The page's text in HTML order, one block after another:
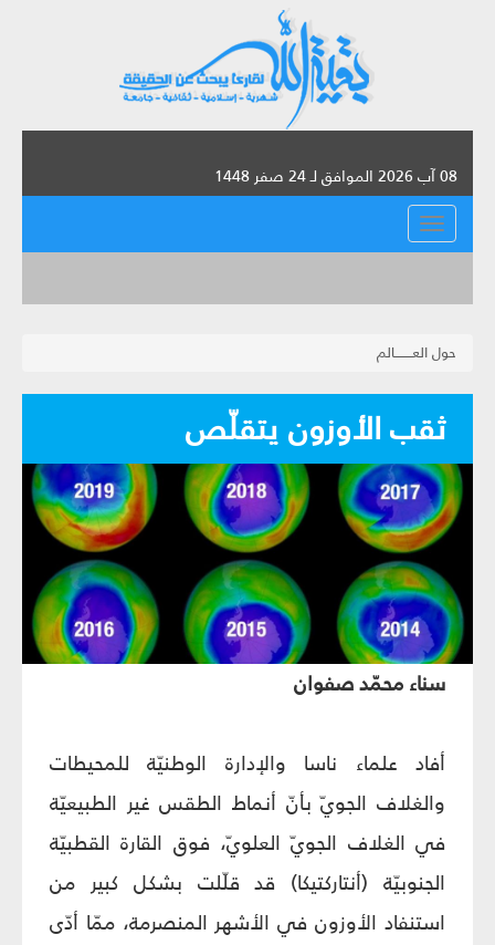
08 آب 2026 الموافق لـ 24 صفر 1448
القائمة
حول العــــــــالم
ثقب الأوزون يتقلّص
سناء محمّد صفوان
أفاد علماء ناسا والإدارة الوطنيّة للمحيطات
والغلاف الجويّ بأنّ أنماط الطقس غير الطبيعيّة
في الغلاف الجويّ العلويّ، فوق القارة القطبيّة
الجنوبيّة (أنتاركتيكا) قد قلّلت بشكل كبير من
استنفاد الأوزون في الأشهر المنصرمة، ممّا أدّى